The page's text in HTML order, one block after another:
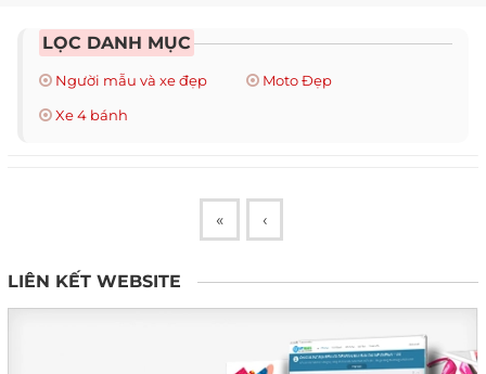
LỌC DANH MỤC
Người mẫu và xe đẹp
Moto Đẹp
Xe 4 bánh
« ‹
LIÊN KẾT WEBSITE